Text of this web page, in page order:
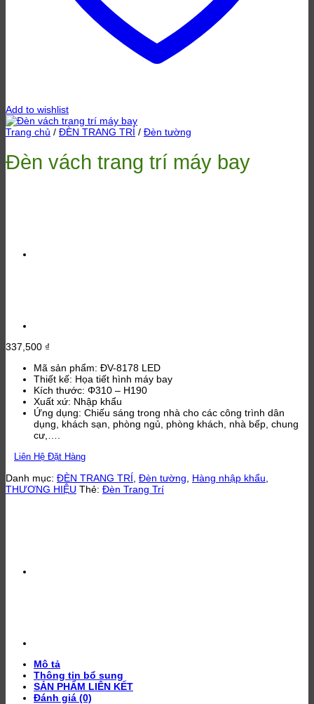
Add to wishlist
Trang chủ / ĐÈN TRANG TRÍ / Đèn tường
Đèn vách trang trí máy bay
337,500 ₫
Mã sản phẩm: ĐV-8178 LED
Thiết kế: Họa tiết hình máy bay
Kích thước: Φ310 – H190
Xuất xứ: Nhập khẩu
Ứng dụng: Chiếu sáng trong nhà cho các công trình dân
dụng, khách sạn, phòng ngủ, phòng khách, nhà bếp, chung
cư,….
Liên Hệ Đặt Hàng
Danh mục: ĐÈN TRANG TRÍ Đèn tường Hàng nhập khẩu
THƯƠNG HIỆU Thẻ: Đèn Trang Trí
Mô tả
Thông tin bổ sung
SẢN PHẨM LIÊN KẾT
Đánh giá (0)